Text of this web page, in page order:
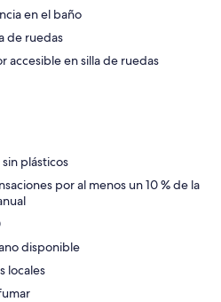
en el baño
de ruedas
accesible en silla de ruedas
plásticos
por al menos un 10 % de la
disponible
locales